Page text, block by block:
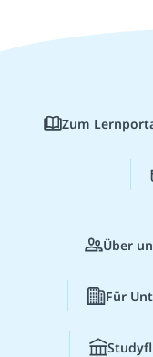
Zum
Über
Für